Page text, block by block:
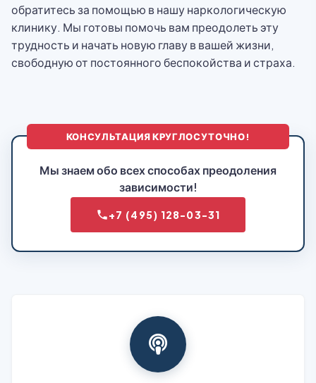
обратитесь за помощью в нашу наркологическую
клинику. Мы готовы помочь вам преодолеть эту
трудность и начать новую главу в вашей жизни,
свободную от постоянного беспокойства и страха.
КОНСУЛЬТАЦИЯ КРУГЛОСУТОЧНО!
Мы знаем обо всех способах преодоления
зависимости!
+7 (495) 128-03-31